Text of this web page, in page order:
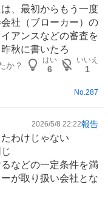
、最初からもう一度
社（ブローカー）の
アンスなどの審査を
秋に書いたろ
か？
はい
6
いいえ
1
No.287
2026/5/8 22:22報告
わけじゃない
などの一定条件を満
が取り扱い会社とな